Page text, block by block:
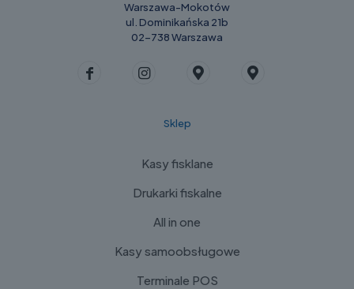
Warszawa-Mokotów
ul. Dominikańska 21b
02-738 Warszawa
Sklep
Kasy fisklane
Drukarki fiskalne
All in one
Kasy samoobsługowe
Terminale POS